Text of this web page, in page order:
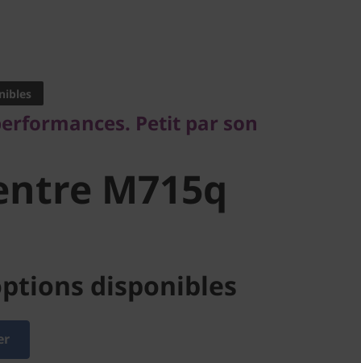
M715q
Petit par son
M715q
disponibles